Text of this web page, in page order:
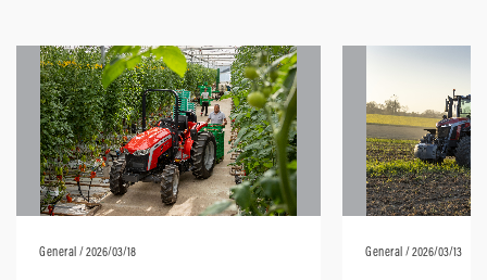
General / 2026/03/18 General / 2026/03/13